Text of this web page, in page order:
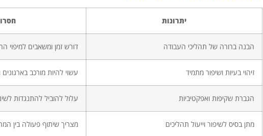
יתרונות
הבנה ברורה של תהליכי העבודה דורש זמן ומשאבים למיפוי
זיהוי בעיות ושיפור מתמיד עשוי להיות מורכב בארגונים
הגברת שקיפות ואפקטיביות עלול להוביל להתנגדות
מתן בסיס לשיפור וייעול תהליכים מצריך שיתוף פעולה בין